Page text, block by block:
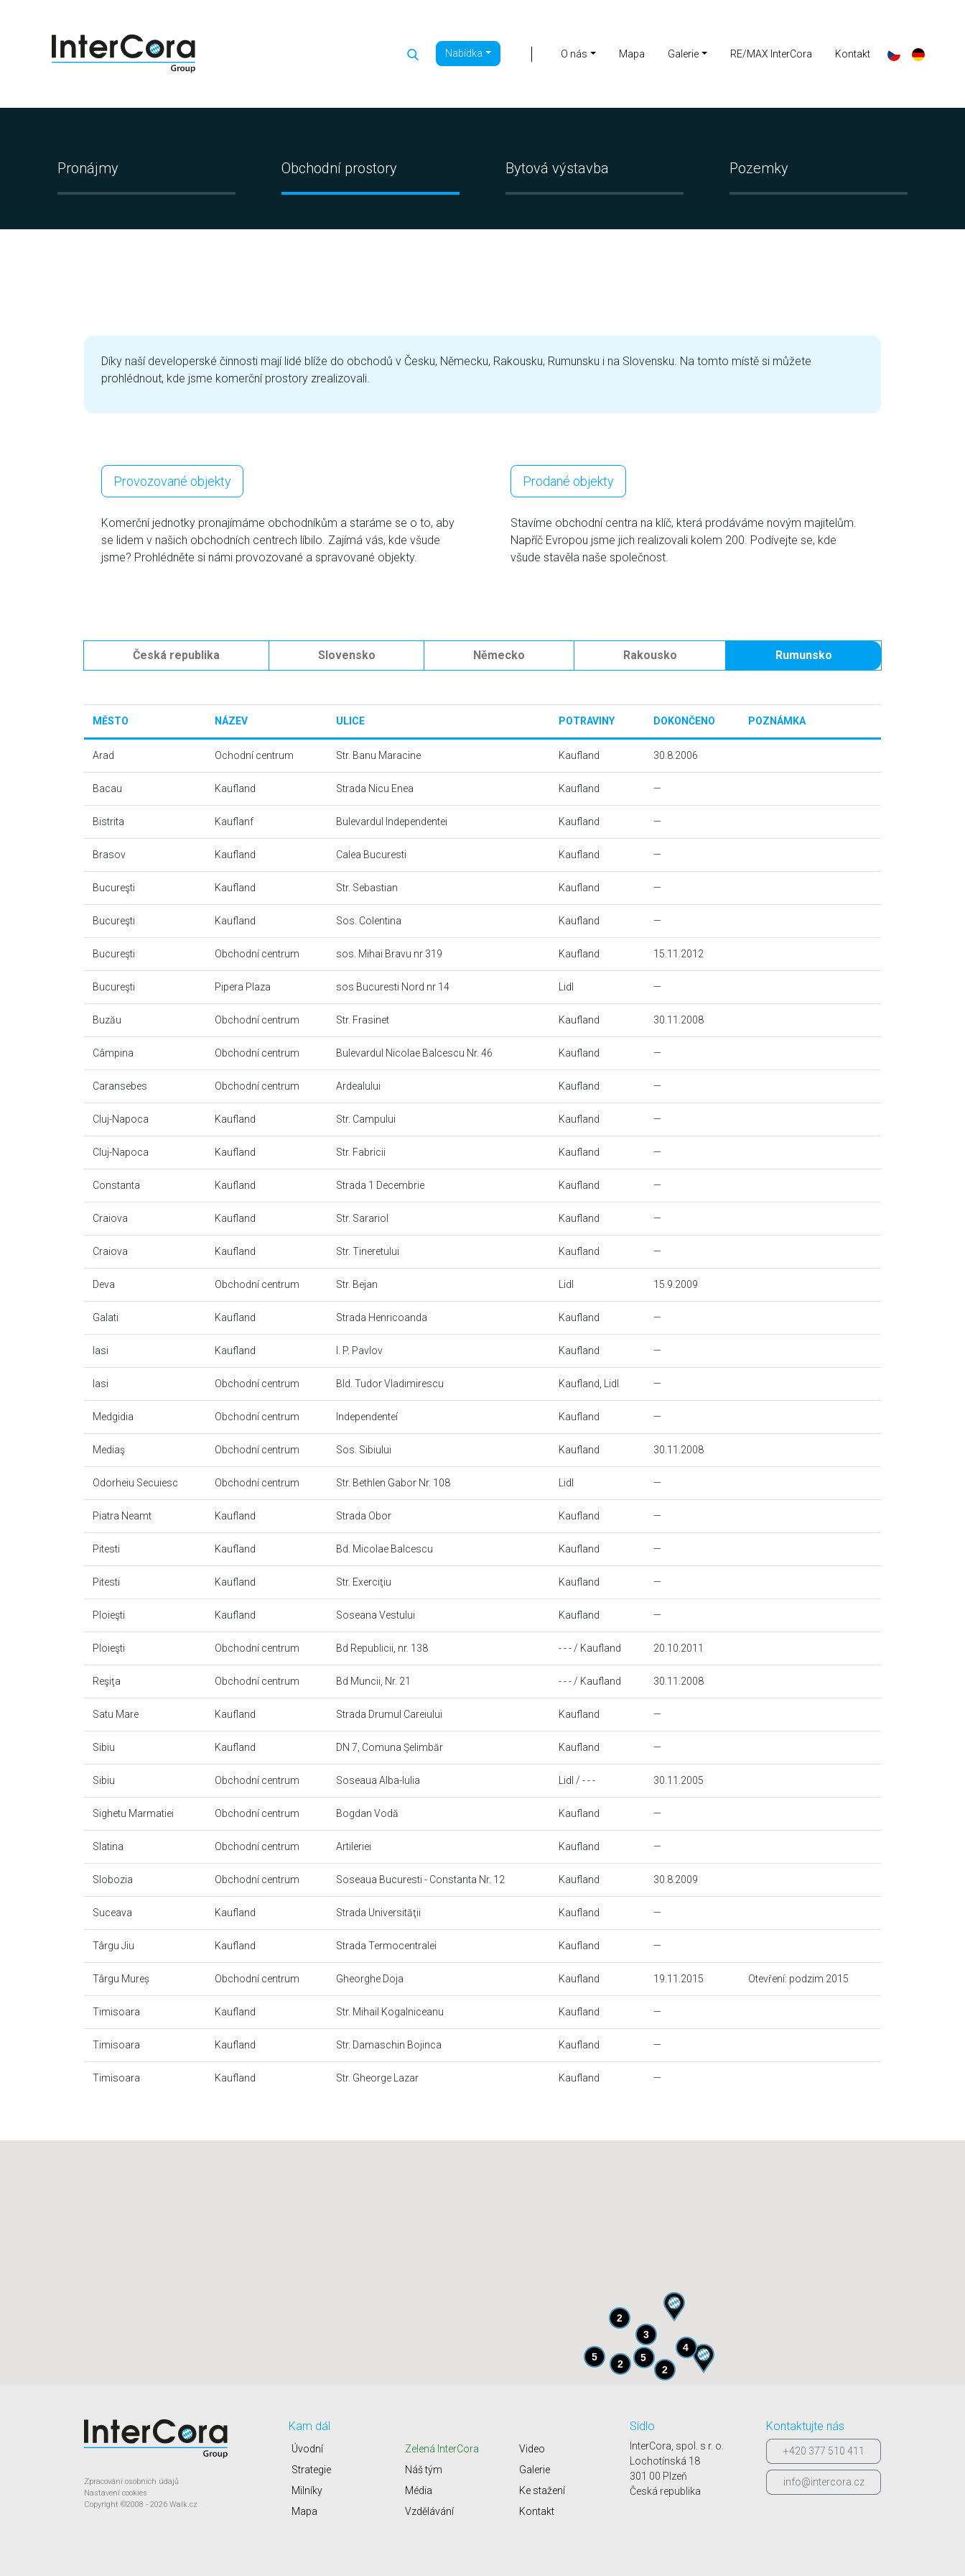
Nabídka O nás Mapa Galerie RE/MAX InterCora Kontakt
Pronájmy Obchodní prostory Bytová výstavba Pozemky
Díky naší developerské činnosti mají lidé blíže do obchodů v Česku, Německu, Rakousku, Rumunsku i na Slovensku. Na tomto místě si můžete
prohlédnout, kde jsme komerční prostory zrealizovali.
Provozované objekty
Komerční jednotky pronajímáme obchodníkům a staráme se o to, aby
se lidem v našich obchodních centrech líbilo. Zajímá vás, kde všude
jsme? Prohlédněte si námi provozované a spravované objekty.
Prodané objekty
Stavíme obchodní centra na klíč, která prodáváme novým majitelům.
Napříč Evropou jsme jich realizovali kolem 200. Podívejte se, kde
všude stavěla naše společnost.
Česká republika Slovensko Německo Rakousko Rumunsko
MĚSTO NÁZEV ULICE POTRAVINY DOKONČENO POZNÁMKA
Arad Ochodní centrum Str. Banu Maracine Kaufland 30.8.2006
Bacau Kaufland Strada Nicu Enea Kaufland —
Bistrita Kauflanf Bulevardul Independentei Kaufland —
Brasov Kaufland Calea Bucuresti Kaufland —
Bucureşti Kaufland Str. Sebastian Kaufland —
Bucureşti Kaufland Sos. Colentina Kaufland —
Bucureşti Obchodní centrum sos. Mihai Bravu nr 319 Kaufland 15.11.2012
Bucureşti Pipera Plaza sos Bucuresti Nord nr 14 Lidl —
Buzău Obchodní centrum Str. Frasinet Kaufland 30.11.2008
Câmpina Obchodní centrum Bulevardul Nicolae Balcescu Nr. 46 Kaufland —
Caransebes Obchodní centrum Ardealului Kaufland —
Cluj-Napoca Kaufland Str. Campului Kaufland —
Cluj-Napoca Kaufland Str. Fabricii Kaufland —
Constanta Kaufland Strada 1 Decembrie Kaufland —
Craiova Kaufland Str. Sarariol Kaufland —
Craiova Kaufland Str. Tineretului Kaufland —
Deva Obchodní centrum Str. Bejan Lidl 15.9.2009
Galati Kaufland Strada Henricoanda Kaufland —
Iasi Kaufland I. P. Pavlov Kaufland —
Iasi Obchodní centrum Bld. Tudor Vladimirescu Kaufland, Lidl —
Medgidia Obchodní centrum Independenteí Kaufland —
Mediaş Obchodní centrum Sos. Sibiului Kaufland 30.11.2008
Odorheiu Secuiesc Obchodní centrum Str. Bethlen Gabor Nr. 108 Lidl —
Piatra Neamt Kaufland Strada Obor Kaufland —
Pitesti Kaufland Bd. Micolae Balcescu Kaufland —
Pitesti Kaufland Str. Exerciţiu Kaufland —
Ploieşti Kaufland Soseana Vestului Kaufland —
Ploieşti Obchodní centrum Bd Republicii, nr. 138 - - - / Kaufland 20.10.2011
Reşiţa Obchodní centrum Bd Muncii, Nr. 21 - - - / Kaufland 30.11.2008
Satu Mare Kaufland Strada Drumul Careiului Kaufland —
Sibiu Kaufland DN 7, Comuna Şelimbăr Kaufland —
Sibiu Obchodní centrum Soseaua Alba-Iulia Lidl / - - - 30.11.2005
Sighetu Marmatiei Obchodní centrum Bogdan Vodă Kaufland —
Slatina Obchodní centrum Artileriei Kaufland —
Slobozia Obchodní centrum Soseaua Bucuresti - Constanta Nr. 12 Kaufland 30.8.2009
Suceava Kaufland Strada Universităţii Kaufland —
Târgu Jiu Kaufland Strada Termocentralei Kaufland —
Târgu Mureș Obchodní centrum Gheorghe Doja Kaufland 19.11.2015 Otevření: podzim 2015
Timisoara Kaufland Str. Mihail Kogalniceanu Kaufland —
Timisoara Kaufland Str. Damaschin Bojinca Kaufland —
Timisoara Kaufland Str. Gheorge Lazar Kaufland —
5
4
3
2
2
5
2
Kontaktujte nás
+420 377 510 411
info@intercora.cz
Kam dál
Úvodní
Strategie
Milníky
Mapa
Zelená InterCora
Náš tým
Média
Vzdělávání
Video
Galerie
Ke stažení
Kontakt
Sídlo
InterCora, spol. s r. o.
Lochotínská 18
301 00 Plzeň
Česká republika
Zpracování osobních údajů
Nastavení cookies
Copyright ©2008 - 2026 Walk.cz